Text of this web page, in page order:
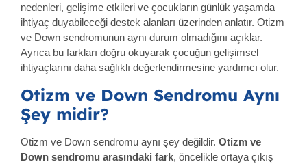
nedenleri, gelişime etkileri ve çocukların günlük yaşamda
ihtiyaç duyabileceği destek alanları üzerinden anlatır. Otizm
ve Down sendromunun aynı durum olmadığını açıklar.
Ayrıca bu farkları doğru okuyarak çocuğun gelişimsel
ihtiyaçlarını daha sağlıklı değerlendirmesine yardımcı olur.
Otizm ve Down Sendromu Aynı
Şey midir?
Otizm ve Down sendromu aynı şey değildir. Otizm ve
Down sendromu arasındaki fark, öncelikle ortaya çıkış